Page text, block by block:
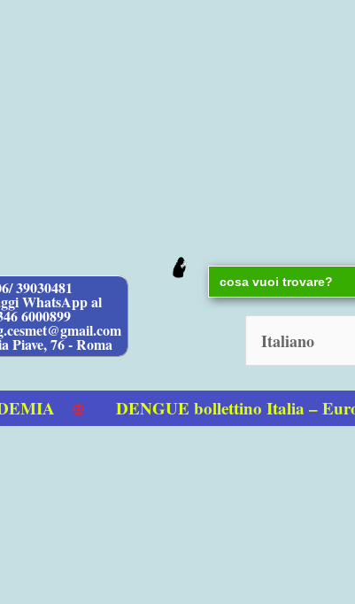
39030481
WhatsApp al
6000899
Piave, 76 - Roma
Search
for:
DENGUE bollettino Italia – Europa